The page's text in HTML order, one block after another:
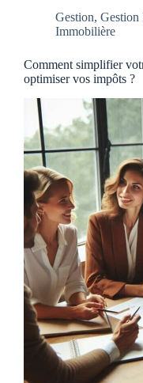
Gestion, Gestion
Immobilière
Comment simplifier
optimiser vos impôts ?